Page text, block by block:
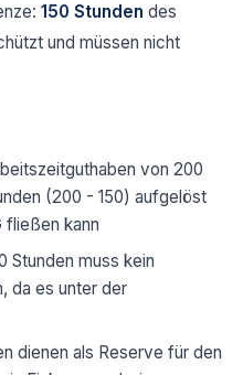
150 Stunden des
und müssen nicht
von 200
(200 - 150) aufgelöst
fließen kann
Stunden muss kein
da es unter der
dienen als Reserve für den